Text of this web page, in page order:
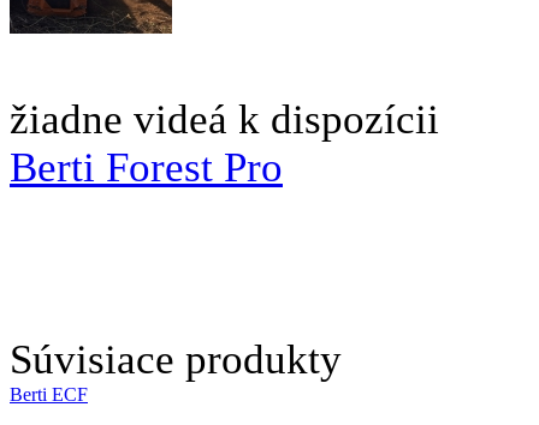
žiadne videá k dispozícii
Berti Forest Pro
Súvisiace produkty
Berti ECF